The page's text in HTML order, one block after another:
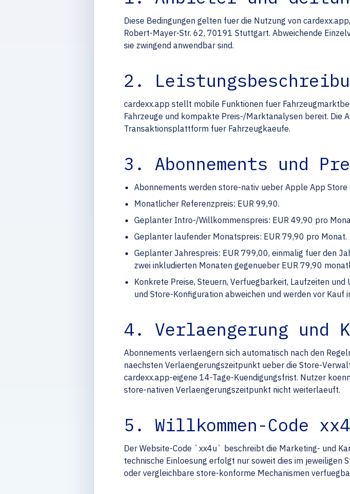
Diese Bedingungen gelten fuer die Nutzung von
Robert-Mayer-Str. 62, 70191 Stuttgart. Abweichende
sie zwingend anwendbar sind.
2.
cardexx.app stellt mobile Funktionen fuer
Fahrzeuge und kompakte Preis-/Marktanalysen bereit. Die
Transaktionsplattform fuer Fahrzeugkaeufe.
3. Abonnements und
Abonnements werden store-nativ ueber Apple App
Monatlicher Referenzpreis: EUR 99,90.
Geplanter Intro-/Willkommenspreis: EUR 49,90 pro
Geplanter laufender Monatspreis: EUR 79,90 pro Monat.
Geplanter Jahrespreis: EUR 799,00, einmalig fuer den
zwei inkludierten Monaten gegenueber EUR 79,90
Konkrete Preise, Steuern, Verfuegbarkeit, Laufzeiten
und Store-Konfiguration abweichen und werden vor Kauf
4. Verlaengerung und
Abonnements verlaengern sich automatisch nach den
naechsten Verlaengerungszeitpunkt ueber die Store-
cardexx.app-eigene 14-Tage-Kuendigungsfrist. Nutzer
store-nativen Verlaengerungszeitpunkt nicht weiterlaeuft.
5. Willkommen-Code
Der Website-Code `xx4u` beschreibt die Marketing- und
technische Einloesung erfolgt nur soweit dies im jeweiligen
oder vergleichbare store-konforme Mechanismen